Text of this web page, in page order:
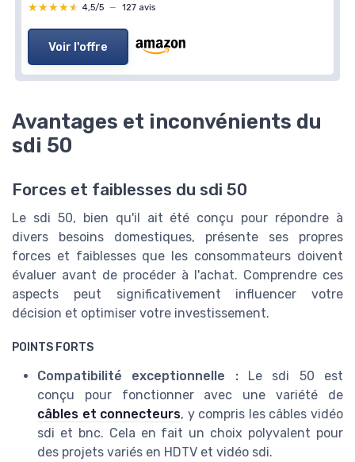
★★★★★
★★★★★ 4,5/5 — 127 avis
Voir l'offre
Avantages et inconvénients du
sdi 50
Forces et faiblesses du sdi 50
Le sdi 50, bien qu'il ait été conçu pour répondre à
divers besoins domestiques, présente ses propres
forces et faiblesses que les consommateurs doivent
évaluer avant de procéder à l'achat. Comprendre ces
aspects peut significativement influencer votre
décision et optimiser votre investissement.
POINTS FORTS
Compatibilité exceptionnelle :Le sdi 50 est
conçu pour fonctionner avec une variété de
câbles et connecteurs, y compris les câbles vidéo
sdi et bnc. Cela en fait un choix polyvalent pour
des projets variés en HDTV et vidéo sdi.